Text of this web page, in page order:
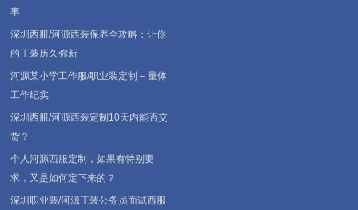
事
深圳西服/河源西装保养全攻略：让你
的正装历久弥新
河源某小学工作服/职业装定制 – 量体
工作纪实
深圳西服/河源西装定制10天内能否交
货？
个人河源西服定制，如果有特别要
求，又是如何定下来的？
深圳职业装/河源正装公务员面试西服